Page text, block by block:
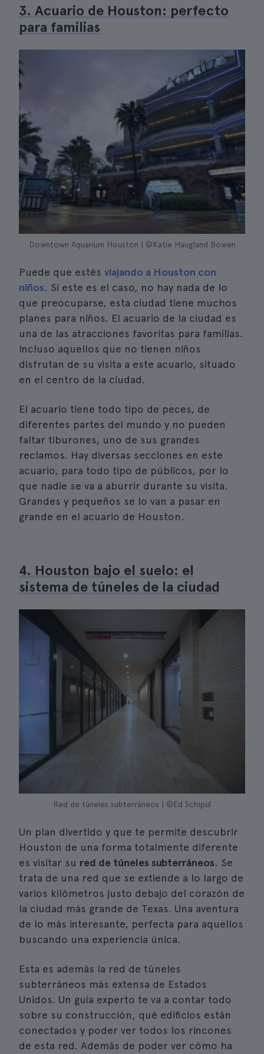
3. Acuario de Houston: perfecto
para familias
Downtown Aquarium Houston | ©Katie Haugland Bowen
Puede que estés viajando a Houston con
niños. Si este es el caso, no hay nada de lo
que preocuparse, esta ciudad tiene muchos
planes para niños. El acuario de la ciudad es
una de las atracciones favoritas para familias.
Incluso aquellos que no tienen niños
disfrutan de su visita a este acuario, situado
en el centro de la ciudad.
El acuario tiene todo tipo de peces, de
diferentes partes del mundo y no pueden
faltar tiburones, uno de sus grandes
reclamos. Hay diversas secciones en este
acuario, para todo tipo de públicos, por lo
que nadie se va a aburrir durante su visita.
Grandes y pequeños se lo van a pasar en
grande en el acuario de Houston.
4. Houston bajo el suelo: el
sistema de túneles de la ciudad
Red de túneles subterráneos | ©Ed Schipul
Un plan divertido y que te permite descubrir
Houston de una forma totalmente diferente
es visitar su red de túneles subterráneos. Se
trata de una red que se extiende a lo largo de
varios kilómetros justo debajo del corazón de
la ciudad más grande de Texas. Una aventura
de lo más interesante, perfecta para aquellos
buscando una experiencia única.
Esta es además la red de túneles
subterráneos más extensa de Estados
Unidos. Un guía experto te va a contar todo
sobre su construcción, qué edificios están
conectados y poder ver todos los rincones
de esta red. Además de poder ver cómo ha